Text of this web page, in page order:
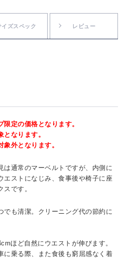
イズスペック レビュー
定の価格となります。
なります。
外となります。
は通常のマーベルトですが、内側に
エストになじみ、食事後や椅子に座
です。
でも清潔。クリーニング代の節約に
ほど自然にウエストが伸びます。
に乗る際、また食後も窮屈感なく着